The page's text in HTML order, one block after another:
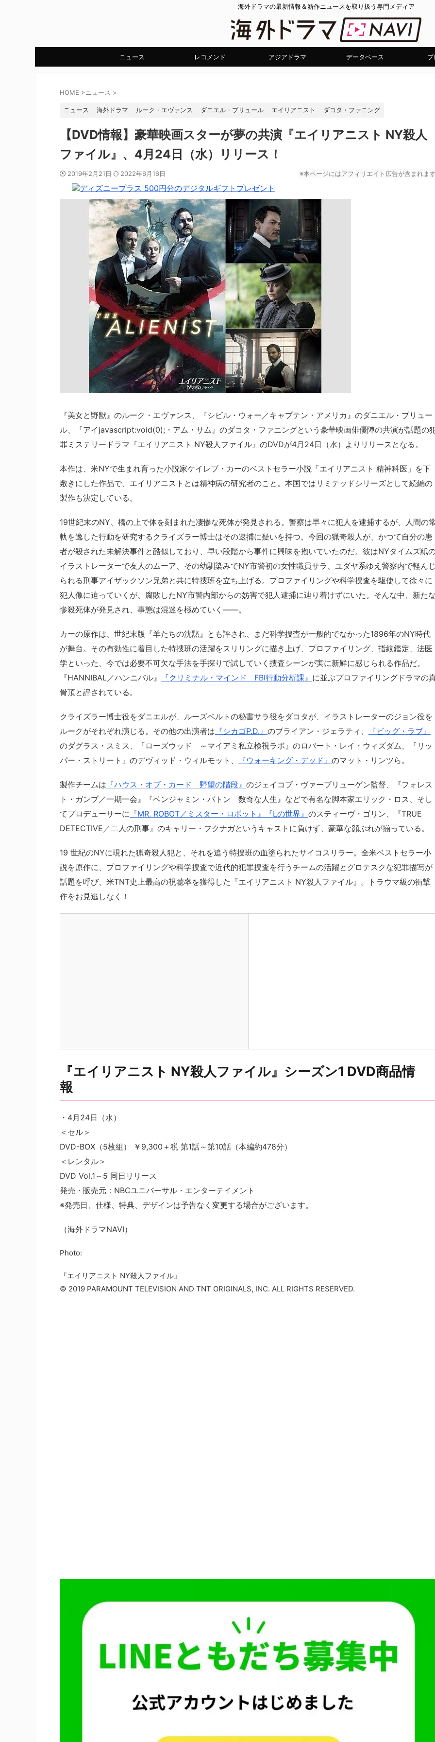
海外ドラマの最新情報＆新作ニュースを取り扱う専門メディア
ニュース レコメンド アジアドラマ データベース
HOME >ニュース >
ニュース 海外ドラマ ルーク・エヴァンス ダニエル・ブリュール エイリアニスト ダコタ・ファニング
【DVD情報】豪華映画スターが夢の共演『エイリアニスト NY殺人
ファイル』、4月24日（水）リリース！
2019年2月21日 2022年6月16日 ※本ページにはアフィリエイト広告が含まれま
『美女と野獣』のルーク・エヴァンス、『シビル・ウォー／キャプテン・アメリカ』のダニエル・ブリュー
ル、『アイjavascript:void(0);・アム・サム』のダコタ・ファニングという豪華映画俳優陣の共演が話題の
罪ミステリードラマ『エイリアニスト NY殺人ファイル』のDVDが4月24日（水）よりリリースとなる。
本作は、米NYで生まれ育った小説家ケイレブ・カーのベストセラー小説「エイリアニスト 精神科医」を下
敷きにした作品で、エイリアニストとは精神病の研究者のこと。本国ではリミテッドシリーズとして続編の
製作も決定している。
19世紀末のNY、橋の上で体を刻まれた凄惨な死体が発見される。警察は早々に犯人を逮捕するが、人間の
軌を逸した行動を研究するクライズラー博士はその逮捕に疑いを持つ。今回の猟奇殺人が、かつて自分の患
者が殺された未解決事件と酷似しており、早い段階から事件に興味を抱いていたのだ。彼はNYタイムズ紙
イラストレーターで友人のムーア、その幼馴染みでNY市警初の女性職員サラ、ユダヤ系ゆえ警察内で軽ん
られる刑事アイザックソン兄弟と共に特捜班を立ち上げる。プロファイリングや科学捜査を駆使して徐々に
犯人像に迫っていくが、腐敗したNY市警内部からの妨害で犯人逮捕に辿り着けずにいた。そんな中、新た
惨殺死体が発見され、事態は混迷を極めていく――。
カーの原作は、世紀末版『羊たちの沈黙』とも評され、まだ科学捜査が一般的でなかった1896年のNY時代
が舞台。その有効性に着目した特捜班の活躍をスリリングに描き上げ、プロファイリング、指紋鑑定、法医
学といった、今では必要不可欠な手法を手探りで試していく捜査シーンが実に新鮮に感じられる作品だ。
『HANNIBAL／ハンニバル』
『クリミナル・マインド FBI行動分析課』 に並ぶプロファイリングドラマの
骨頂と評されている。
クライズラー博士役をダニエルが、ルーズベルトの秘書サラ役をダコタが、イラストレーターのジョン役を
ルークがそれぞれ演じる。その他の出演者は 『シカゴP.D.』 のブライアン・ジェラティ、
『ビッグ・ラブ』
のダグラス・スミス、『ローズウッド ～マイアミ私立検視ラボ』のロバート・レイ・ウィズダム、『リッ
パー・ストリート』のデヴィッド・ウィルモット、
『ウォーキング・デッド』 のマット・リンツら。
製作チームは 『ハウス・オブ・カード 野望の階段』 のジェイコブ・ヴァーブリューゲン監督、『フォレス
ト・ガンプ／一期一会』『ベンジャミン・バトン 数奇な人生』などで有名な脚本家エリック・ロス、そし
てプロデューサーに 『MR. ROBOT／ミスター・ロボット』 『Lの世界』 のスティーヴ・ゴリン、『TRUE
DETECTIVE／二人の刑事』のキャリー・フクナガというキャストに負けず、豪華な顔ぶれが揃っている。
19 世紀のNYに現れた猟奇殺人犯と、それを追う特捜班の血塗られたサイコスリラー。全米ベストセラー小
説を原作に、プロファイリングや科学捜査で近代的犯罪捜査を行うチームの活躍とグロテスクな犯罪描写が
話題を呼び、米TNT史上最高の視聴率を獲得した『エイリアニスト NY殺人ファイル』。トラウマ級の衝撃
作をお見逃しなく！
『エイリアニスト NY殺人ファイル』シーズン1 DVD商品情
報
・4月24日（水）
＜セル＞
DVD-BOX（5枚組） ￥9,300＋税 第1話～第10話（本編約478分）
＜レンタル＞
DVD Vol.1～5 同日リリース
発売・販売元：NBCユニバーサル・エンターテイメント
※発売日、仕様、特典、デザインは予告なく変更する場合がございます。
（海外ドラマNAVI）
Photo:
『エイリアニスト NY殺人ファイル』
© 2019 PARAMOUNT TELEVISION AND TNT ORIGINALS, INC. ALL RIGHTS RESERVED.